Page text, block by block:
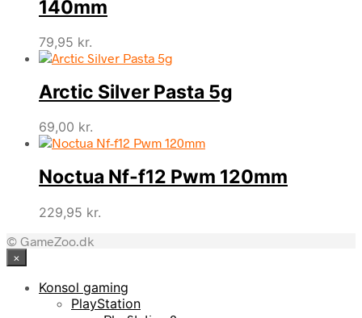
140mm
79,95 kr.
Arctic Silver Pasta 5g
69,00 kr.
Noctua Nf-f12 Pwm 120mm
229,95 kr.
© GameZoo.dk
×
Konsol gaming
PlayStation